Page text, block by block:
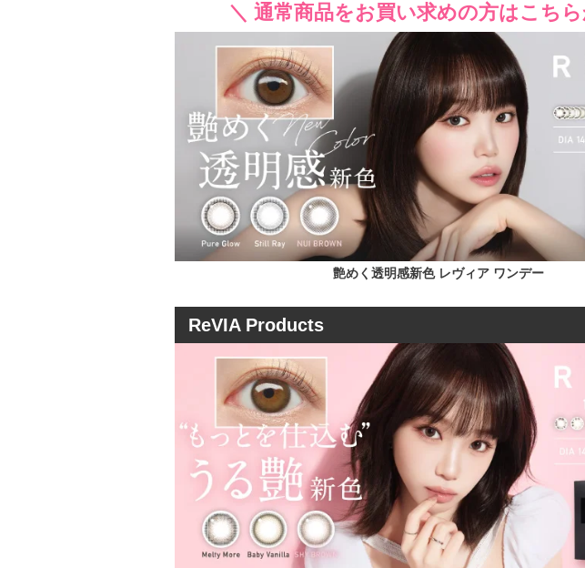
ンズ、クリアコンタクトレンズまで、 豊富なバリエーションで多くの
けています。
＼ 通常商品をお買い求めの方はこち
艶めく透明感新色 レヴィア ワンデー
ReVIA Products